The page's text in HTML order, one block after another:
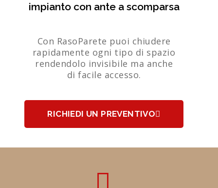
impianto con ante a scomparsa
Con RasoParete puoi chiudere
rapidamente ogni tipo di spazio
rendendolo invisibile ma anche
di facile accesso.
RICHIEDI UN PREVENTIVO